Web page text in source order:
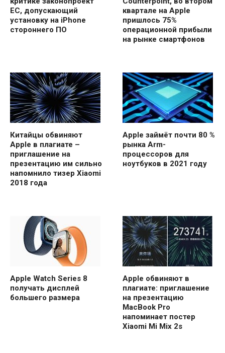
ЕС, допускающий
установку на iPhone
стороннего ПО
квартале на Apple
пришлось 75%
операционной прибыли
на рынке смартфонов
Китайцы обвиняют
Apple в плагиате –
приглашение на
презентацию им сильно
напомнило тизер Xiaomi
2018 года
Apple займёт почти 80 %
рынка Arm-
процессоров для
ноутбуков в 2021 году
Apple Watch Series 8
получать дисплей
большего размера
Apple обвиняют в
плагиате: приглашение
на презентацию
MacBook Pro
напоминает постер
Xiaomi Mi Mix 2s